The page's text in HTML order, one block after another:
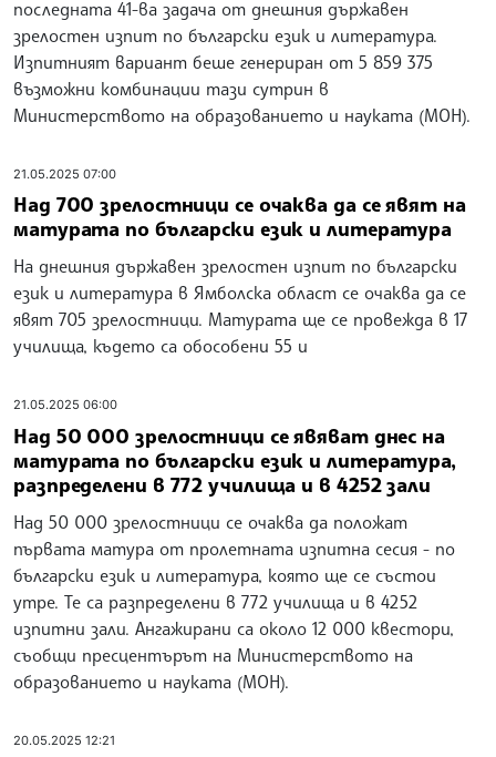
последната 41-ва задача от днешния държавен
зрелостен изпит по български език и литература.
Изпитният вариант беше генериран от 5 859 375
възможни комбинации тази сутрин в
Министерството на образованието и науката (МОН).
21.05.2025 07:00
Над 700 зрелостници се очаква да се явят на
матурата по български език и литература
На днешния държавен зрелостен изпит по български
език и литература в Ямболска област се очаква да се
явят 705 зрелостници. Матурата ще се провежда в 17
училища, където са обособени 55 и
21.05.2025 06:00
Над 50 000 зрелостници се явяват днес на
матурата по български език и литература,
разпределени в 772 училища и в 4252 зали
Над 50 000 зрелостници се очаква да положат
първата матура от пролетната изпитна сесия - по
български език и литература, която ще се състои
утре. Те са разпределени в 772 училища и в 4252
изпитни зали. Ангажирани са около 12 000 квестори,
съобщи пресцентърът на Министерството на
образованието и науката (МОН).
20.05.2025 12:21